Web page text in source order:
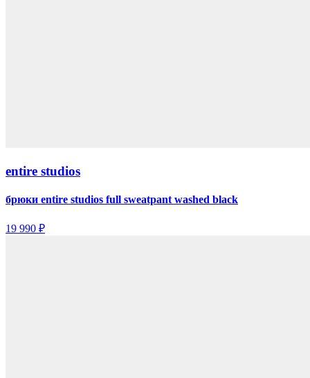
entire studios
брюки entire studios full sweatpant washed black
19 990 ₽